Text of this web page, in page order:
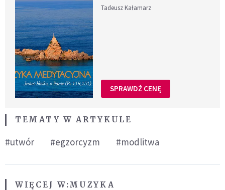
Tadeusz Kałamarz
SPRAWDŹ CENĘ
TEMATY W ARTYKULE
#utwór #egzorcyzm #modlitwa
WIĘCEJ W: MUZYKA